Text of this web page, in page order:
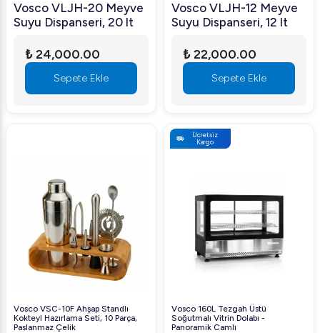
Vosco VLJH-20 Meyve
Suyu Dispanseri, 20 lt
₺ 24,000.00
Sepete Ekle
Vosco VLJH-12 Meyve
Suyu Dispanseri, 12 lt
₺ 22,000.00
Sepete Ekle
Vosco VSC-10F Ahşap Standlı
Kokteyl Hazırlama Seti, 10 Parça,
Paslanmaz Çelik
Ücretsiz
Kargo
Vosco 160L Tezgah Üstü
Soğutmalı Vitrin Dolabı -
Panoramik Camlı